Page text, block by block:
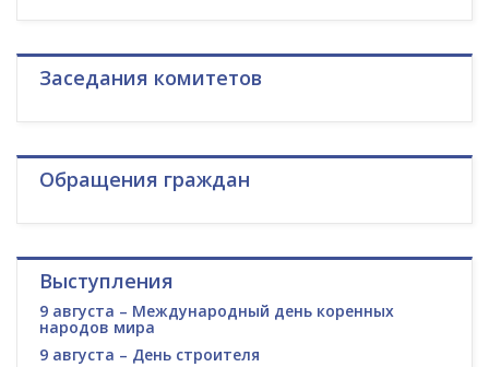
Заседания комитетов
Обращения граждан
Выступления
9 августа – Международный день коренных
народов мира
9 августа – День строителя